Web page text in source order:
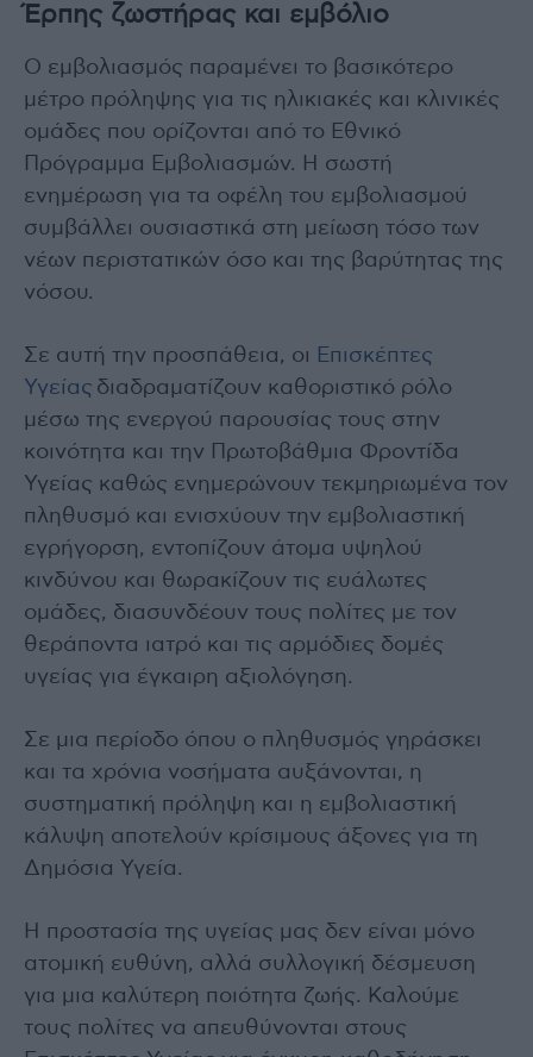
Έρπης ζωστήρας και εμβόλιο
Ο εμβολιασμός παραμένει το βασικότερο
μέτρο πρόληψης για τις ηλικιακές και κλινικές
ομάδες που ορίζονται από το Εθνικό
Πρόγραμμα Εμβολιασμών. Η σωστή
ενημέρωση για τα οφέλη του εμβολιασμού
συμβάλλει ουσιαστικά στη μείωση τόσο των
νέων περιστατικών όσο και της βαρύτητας της
νόσου.
Σε αυτή την προσπάθεια, οι Επισκέπτες
Υγείας διαδραματίζουν καθοριστικό ρόλο
μέσω της ενεργού παρουσίας τους στην
κοινότητα και την Πρωτοβάθμια Φροντίδα
Υγείας καθώς ενημερώνουν τεκμηριωμένα τον
πληθυσμό και ενισχύουν την εμβολιαστική
εγρήγορση, εντοπίζουν άτομα υψηλού
κινδύνου και θωρακίζουν τις ευάλωτες
ομάδες, διασυνδέουν τους πολίτες με τον
θεράποντα ιατρό και τις αρμόδιες δομές
υγείας για έγκαιρη αξιολόγηση.
Σε μια περίοδο όπου ο πληθυσμός γηράσκει
και τα χρόνια νοσήματα αυξάνονται, η
συστηματική πρόληψη και η εμβολιαστική
κάλυψη αποτελούν κρίσιμους άξονες για τη
Δημόσια Υγεία.
Η προστασία της υγείας μας δεν είναι μόνο
ατομική ευθύνη, αλλά συλλογική δέσμευση
για μια καλύτερη ποιότητα ζωής. Καλούμε
τους πολίτες να απευθύνονται στους